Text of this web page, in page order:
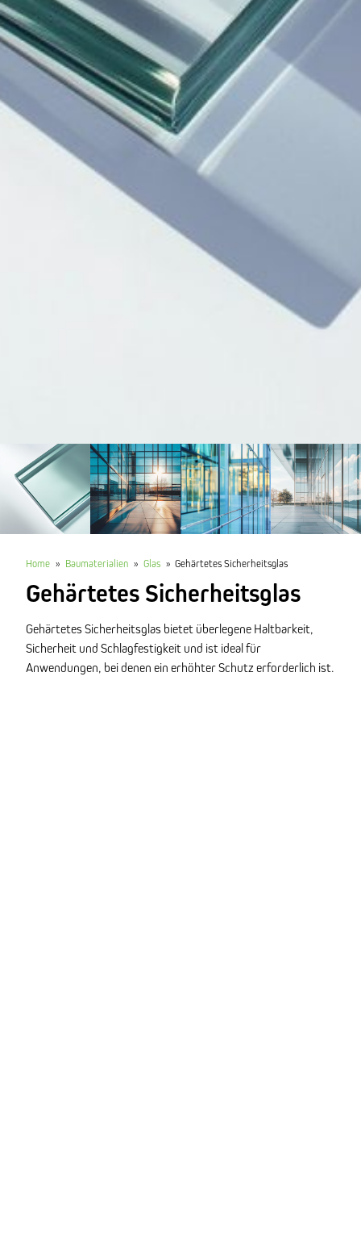
Home » Baumaterialien » Glas » Gehärtetes Sicherheitsglas
Gehärtetes Sicherheitsglas
Gehärtetes Sicherheitsglas bietet überlegene Haltbarkeit,
Sicherheit und Schlagfestigkeit und ist ideal für
Anwendungen, bei denen ein erhöhter Schutz erforderlich ist.